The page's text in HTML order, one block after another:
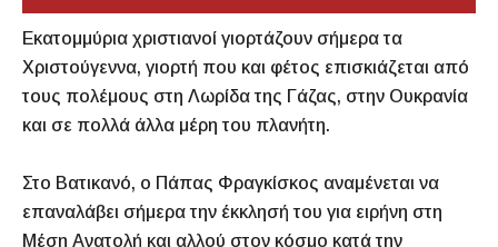
Εκατομμύρια χριστιανοί γιορτάζουν σήμερα τα
Χριστούγεννα, γιορτή που και φέτος επισκιάζεται από
τους πολέμους στη Λωρίδα της Γάζας, στην Ουκρανία
και σε πολλά άλλα μέρη του πλανήτη.
Στο Βατικανό, ο Πάπας Φραγκίσκος αναμένεται να
επαναλάβει σήμερα την έκκλησή του για ειρήνη στη
Μέση Ανατολή και αλλού στον κόσμο κατά την